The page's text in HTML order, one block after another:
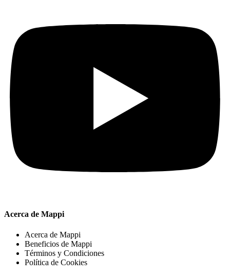
Acerca de Mappi
Acerca de Mappi
Beneficios de Mappi
Términos y Condiciones
Política de Cookies